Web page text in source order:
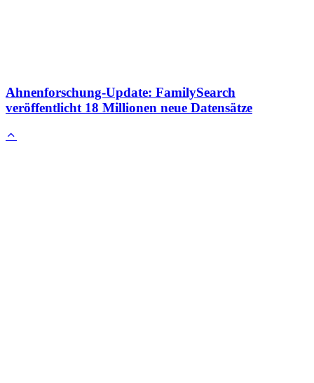
Ahnenforschung-Update: FamilySearch
veröffentlicht 18 Millionen neue Datensätze